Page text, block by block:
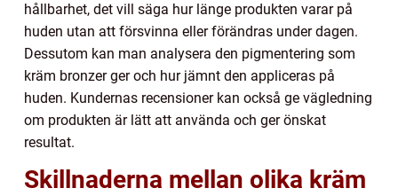
hållbarhet, det vill säga hur länge produkten varar på
huden utan att försvinna eller förändras under dagen.
Dessutom kan man analysera den pigmentering som
kräm bronzer ger och hur jämnt den appliceras på
huden. Kundernas recensioner kan också ge vägledning
om produkten är lätt att använda och ger önskat
resultat.
Skillnaderna mellan olika kräm